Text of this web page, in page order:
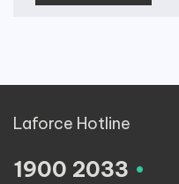
Laforce Hotline
1900 2033 .